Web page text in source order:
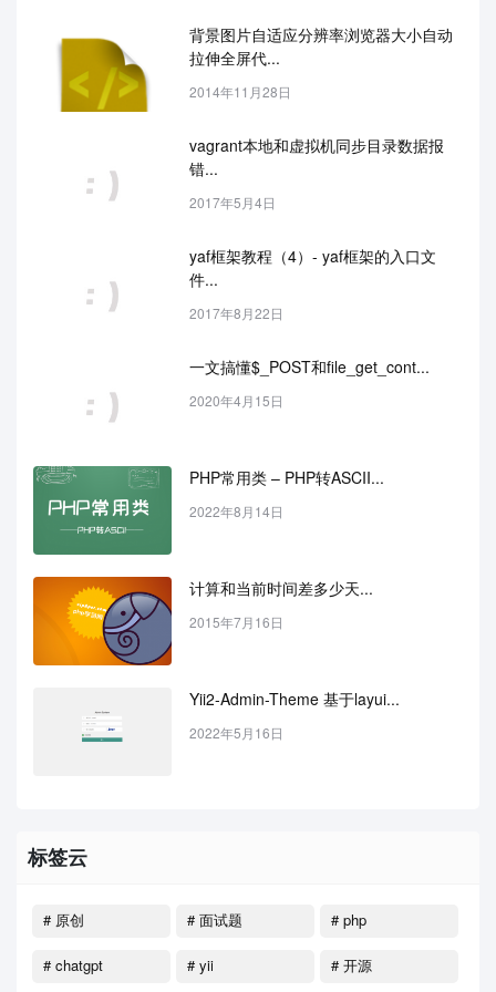
背景图片自适应分辨率浏览器大小自动
拉伸全屏代...
2014年11月28日
vagrant本地和虚拟机同步目录数据报
错...
2017年5月4日
yaf框架教程（4）- yaf框架的入口文
件...
2017年8月22日
一文搞懂$_POST和file_get_cont...
2020年4月15日
PHP常用类 – PHP转ASCII...
2022年8月14日
计算和当前时间差多少天...
2015年7月16日
Yii2-Admin-Theme 基于layui...
2022年5月16日
标签云
# 原创 # 面试题 # php
# chatgpt # yii # 开源